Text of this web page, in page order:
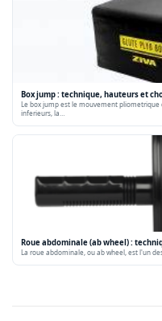
Box jump : technique, hauteurs et
Le box jump est le mouvement
inferieurs, la…
Roue abdominale (ab wheel) :
La roue abdominale, ou ab wheel, est l'un